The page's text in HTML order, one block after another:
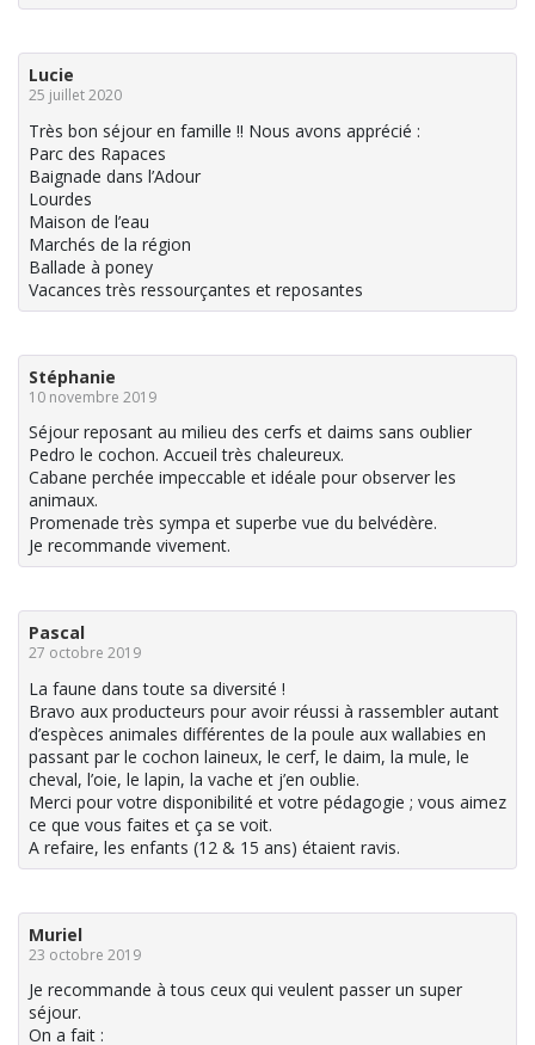
Lucie
25 juillet 2020
Très bon séjour en famille !! Nous avons apprécié :
Parc des Rapaces
Baignade dans l’Adour
Lourdes
Maison de l’eau
Marchés de la région
Ballade à poney
Vacances très ressourçantes et reposantes
Stéphanie
10 novembre 2019
Séjour reposant au milieu des cerfs et daims sans oublier
Pedro le cochon. Accueil très chaleureux.
Cabane perchée impeccable et idéale pour observer les
animaux.
Promenade très sympa et superbe vue du belvédère.
Je recommande vivement.
Pascal
27 octobre 2019
La faune dans toute sa diversité !
Bravo aux producteurs pour avoir réussi à rassembler autant
d’espèces animales différentes de la poule aux wallabies en
passant par le cochon laineux, le cerf, le daim, la mule, le
cheval, l’oie, le lapin, la vache et j’en oublie.
Merci pour votre disponibilité et votre pédagogie ; vous aimez
ce que vous faites et ça se voit.
A refaire, les enfants (12 & 15 ans) étaient ravis.
Muriel
23 octobre 2019
Je recommande à tous ceux qui veulent passer un super
séjour.
On a fait :